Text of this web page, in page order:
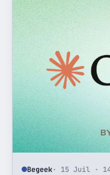
Begeek· 15 Juil ·